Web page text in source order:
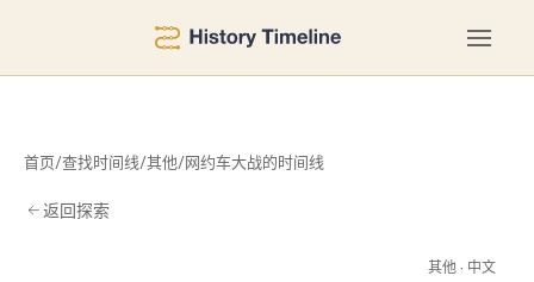
首页/查找时间线/其他/网约车大战的时间线
返回探索
其他 · 中文